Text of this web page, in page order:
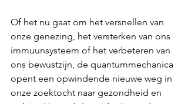
Of het nu gaat om het versnellen van
onze genezing, het versterken van ons
immuunsysteem of het verbeteren van
ons bewustzijn, de quantummechanica
opent een opwindende nieuwe weg in
onze zoektocht naar gezondheid en